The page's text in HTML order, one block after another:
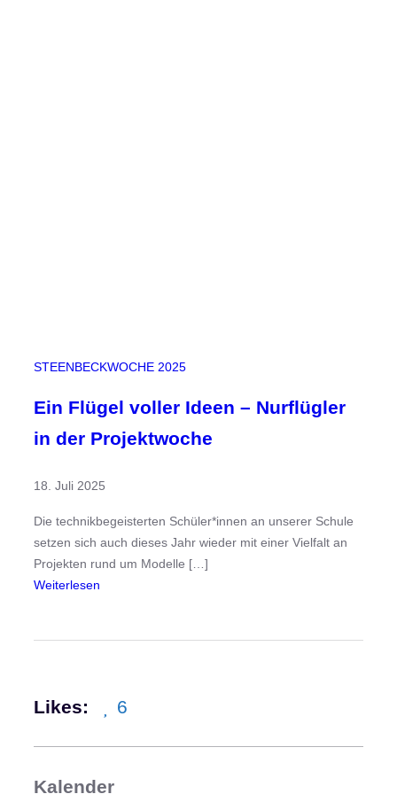
STEENBECKWOCHE 2025
Ein Flügel voller Ideen – Nurflügler
in der Projektwoche
18. Juli 2025
Die technikbegeisterten Schüler*innen an unserer Schule
setzen sich auch dieses Jahr wieder mit einer Vielfalt an
Projekten rund um Modelle […]
Weiterlesen
ü
Likes: 6
Kalender